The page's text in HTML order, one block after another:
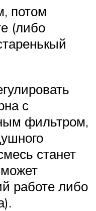
потом
(либо
с
фильтром,
станет
работе либо